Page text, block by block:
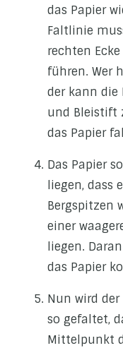
das Papier
Faltlinie
rechten
führen. Wer
der kann
und Bleistift
das Papier
Das Papier
liegen, dass
Bergspitzen
einer
liegen.
das Papier
Nun wird
so gefaltet,
Mittelpunkt